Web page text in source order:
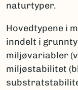
naturtyper.
Hovedtypene i
inndelt i
miljøvariabler
miljøstabilitet